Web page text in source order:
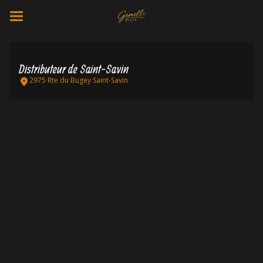
Distributeur de Saint-Savin
2975 Rte du Bugey Saint-Savin